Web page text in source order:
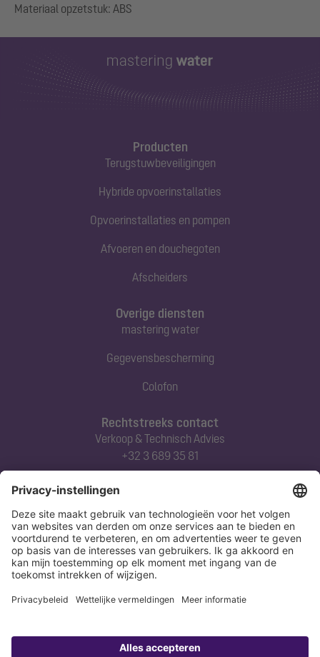
Producten
Terugstuwbeveiligingen
Hybride opvoerinstallaties
Opvoerinstallaties en pompen
Afvoeren en douchegoten
Afscheiders
Rechtstreeks contact
Verkoop & Technisch Advies
+32 3 689 35 81
Abonneert u zich op onze nieuwsbrief
Nu aanmelden
Overige diensten
mastering water
Gegevensbescherming
Colofon
Verklaring Colofon